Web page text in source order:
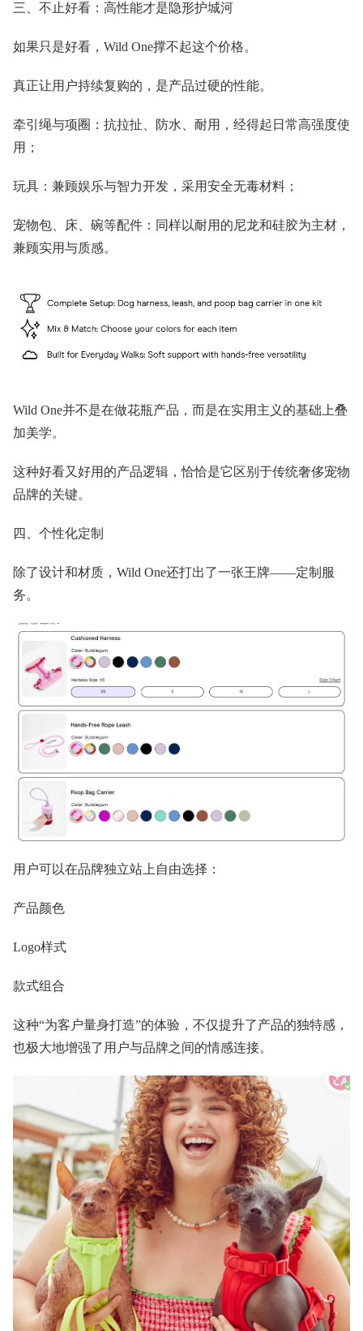
三、不止好看：高性能才是隐形护城河
如果只是好看，Wild One撑不起这个价格。
真正让用户持续复购的，是产品过硬的性能。
牵引绳与项圈：抗拉扯、防水、耐用，经得起日常高强度使
用；
玩具：兼顾娱乐与智力开发，采用安全无毒材料；
宠物包、床、碗等配件：同样以耐用的尼龙和硅胶为主材，
兼顾实用与质感。
Wild One并不是在做花瓶产品，而是在实用主义的基础上叠
加美学。
这种好看又好用的产品逻辑，恰恰是它区别于传统奢侈宠物
品牌的关键。
四、个性化定制
除了设计和材质，Wild One还打出了一张王牌——定制服
务。
用户可以在品牌独立站上自由选择：
产品颜色
Logo样式
款式组合
这种“为客户量身打造”的体验，不仅提升了产品的独特感，
也极大地增强了用户与品牌之间的情感连接。